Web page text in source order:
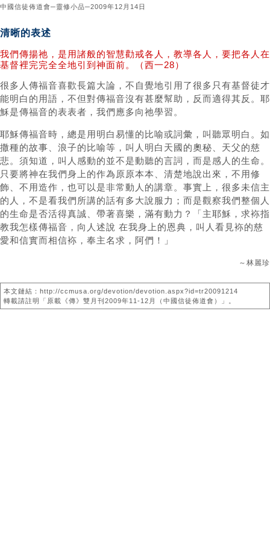
中國信徒佈道會─靈修小品─2009年12月14日
清晰的表述
我們傳揚祂，是用諸般的智慧勸戒各人，教導各人，要把各人在
基督裡完完全全地引到神面前。（西一28）
很多人傳福音喜歡長篇大論，不自覺地引用了很多只有基督徒才
能明白的用語，不但對傳福音沒有甚麼幫助，反而適得其反。耶
穌是傳福音的表表者，我們應多向祂學習。
耶穌傳福音時，總是用明白易懂的比喻或詞彙，叫聽眾明白。如
撒種的故事、浪子的比喻等，叫人明白天國的奧秘、天父的慈
悲。須知道，叫人感動的並不是動聽的言詞，而是感人的生命。
只要將神在我們身上的作為原原本本、清楚地說出來，不用修
飾、不用造作，也可以是非常動人的講章。事實上，很多未信主
的人，不是看我們所講的話有多大說服力；而是觀察我們整個人
的生命是否活得真誠、帶著喜樂，滿有動力？「主耶穌，求袮指
教我怎樣傳福音，向人述說 在我身上的恩典，叫人看見袮的慈
愛和信實而相信袮，奉主名求，阿們！」
～林麗珍
本文鏈結：http://ccmusa.org/devotion/devotion.aspx?id=tr20091214
轉載請註明「原載《傳》雙月刊2009年11-12月（中國信徒佈道會）」。